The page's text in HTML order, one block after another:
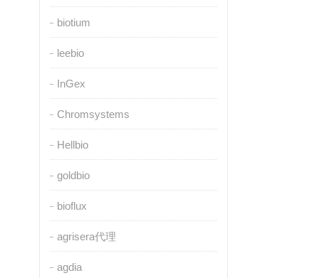
biotium
leebio
InGex
Chromsystems
Hellbio
goldbio
bioflux
agrisera代理
agdia